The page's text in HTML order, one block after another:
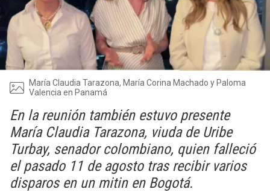
María Claudia Tarazona, María Corina Machado y Paloma
Valencia en Panamá
En la reunión también estuvo presente
María Claudia Tarazona, viuda de Uribe
Turbay, senador colombiano, quien falleció
el pasado 11 de agosto tras recibir varios
disparos en un mitin en Bogotá.